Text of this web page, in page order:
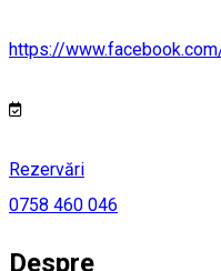
https://
Rezervări
0758 460 046
Despre